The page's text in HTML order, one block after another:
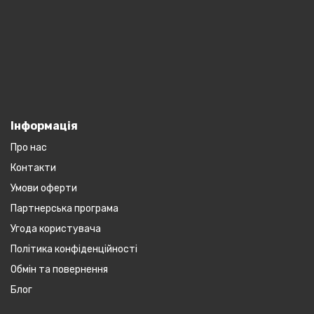
Інформація
Про нас
Контакти
Умови оферти
Партнерська програма
Угода користувача
Політика конфіденційності
Обмін та повернення
Блог